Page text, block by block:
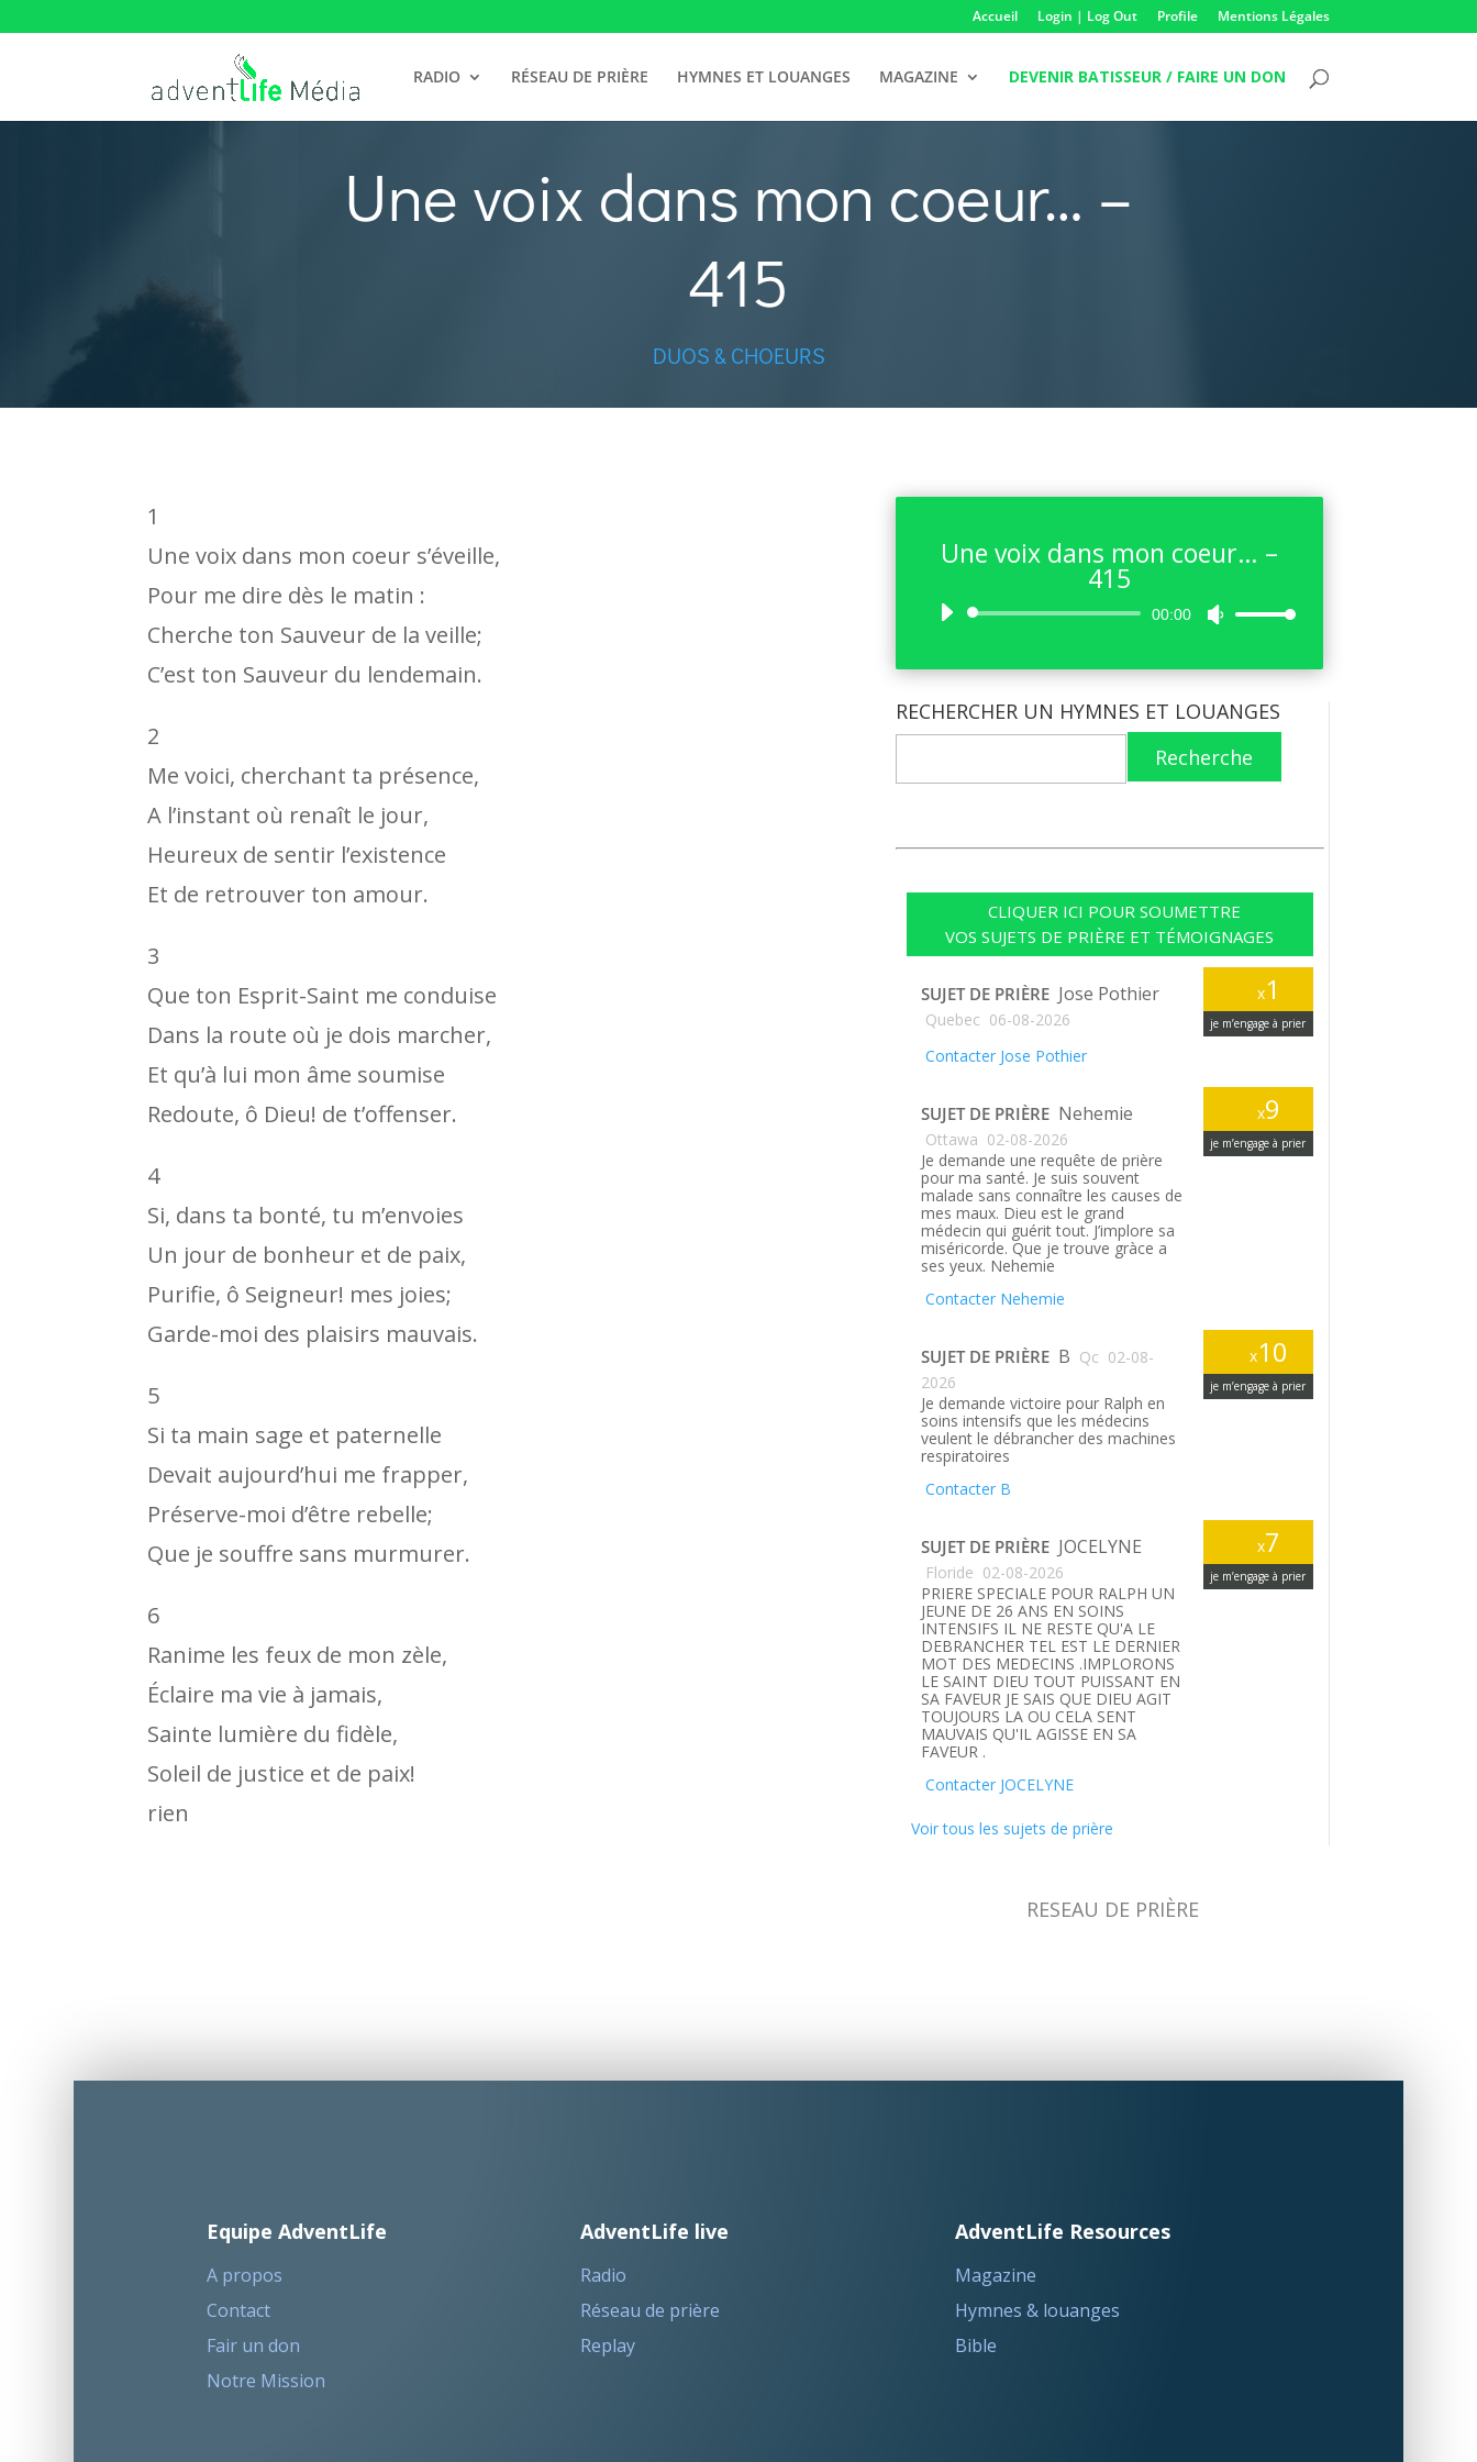
Accueil Login | Log Out Profile Mentions Légales
RADIO RÉSEAU DE PRIÈRE HYMNES ET LOUANGES MAGAZINE DEVENIR BATISSEUR / FAIRE UN DON
Une voix dans mon coeur… –
415
DUOS & CHOEURS
1
Une voix dans mon coeur s’éveille,
Pour me dire dès le matin :
Cherche ton Sauveur de la veille;
C’est ton Sauveur du lendemain.
2
Me voici, cherchant ta présence,
A l’instant où renaît le jour,
Heureux de sentir l’existence
Et de retrouver ton amour.
3
Que ton Esprit-Saint me conduise
Dans la route où je dois marcher,
Et qu’à lui mon âme soumise
Redoute, ô Dieu! de t’offenser.
4
Si, dans ta bonté, tu m’envoies
Un jour de bonheur et de paix,
Purifie, ô Seigneur! mes joies;
Garde-moi des plaisirs mauvais.
5
Si ta main sage et paternelle
Devait aujourd’hui me frapper,
Préserve-moi d’être rebelle;
Que je souffre sans murmurer.
6
Ranime les feux de mon zèle,
Éclaire ma vie à jamais,
Sainte lumière du fidèle,
Soleil de justice et de paix!
rien
Une voix dans mon coeur… –
415
Lecteur00:00
Utilisez
pour
ou
RECHERCHER UN HYMNES ET LOUANGES
Recherche
CLIQUER ICI POUR SOUMETTRE
VOS SUJETS DE PRIÈRE ET TÉMOIGNAGES
x1
je m’engage à prier
SUJET DE PRIÈRE Jose Pothier
Quebec 06-08-2026
Contacter Jose Pothier
x9
je m’engage à prier
SUJET DE PRIÈRE Nehemie
Ottawa 02-08-2026
Je demande une requête de prière
pour ma santé. Je suis souvent
malade sans connaître les causes de
mes maux. Dieu est le grand
médecin qui guérit tout. J’implore sa
miséricorde. Que je trouve gràce a
ses yeux. Nehemie
Contacter Nehemie
x10
je m’engage à prier
SUJET DE PRIÈRE B Qc 02-08-
2026
Je demande victoire pour Ralph en
soins intensifs que les médecins
veulent le débrancher des machines
respiratoires
Contacter B
x7
je m’engage à prier
SUJET DE PRIÈRE JOCELYNE
Floride 02-08-2026
PRIERE SPECIALE POUR RALPH UN
JEUNE DE 26 ANS EN SOINS
INTENSIFS IL NE RESTE QU'A LE
DEBRANCHER TEL EST LE DERNIER
MOT DES MEDECINS .IMPLORONS
LE SAINT DIEU TOUT PUISSANT EN
SA FAVEUR JE SAIS QUE DIEU AGIT
TOUJOURS LA OU CELA SENT
MAUVAIS QU'IL AGISSE EN SA
FAVEUR .
Contacter JOCELYNE
Voir tous les sujets de prière
RESEAU DE PRIÈRE
Equipe AdventLife
A propos
Contact
Fair un don
Notre Mission
AdventLife live
Radio
Réseau de prière
Replay
AdventLife Resources
Magazine
Hymnes & louanges
Bible